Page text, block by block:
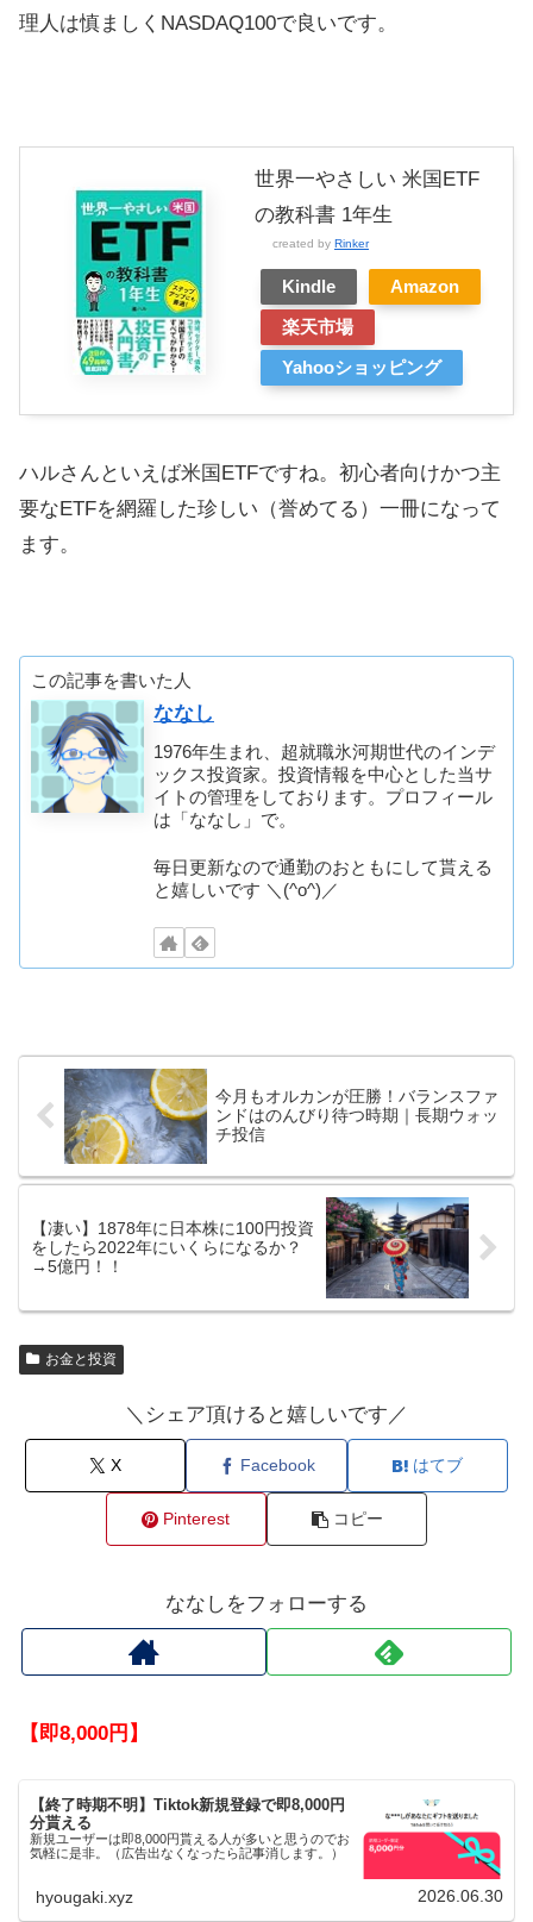
理人は慎ましくNASDAQ100で良いです。
世界一やさしい 米国ETF
の教科書 1年生
created by Rinker
Kindle
Amazon
楽天市場
Yahooショッピング
ハルさんといえば米国ETFですね。初心者向けかつ主
要なETFを網羅した珍しい（誉めてる）一冊になって
ます。
この記事を書いた人
ななし
1976年生まれ、超就職氷河期世代のインデ
ックス投資家。投資情報を中心とした当サ
イトの管理をしております。プロフィール
は「ななし」で。
毎日更新なので通勤のおともにして貰える
と嬉しいです ＼(^o^)／
今月もオルカンが圧勝！バランスファ
ンドはのんびり待つ時期｜長期ウォッ
チ投信
【凄い】1878年に日本株に100円投資
をしたら2022年にいくらになるか？
→5億円！！
お金と投資
＼シェア頂けると嬉しいです／
X Facebook はてブ
Pinterest コピー
ななしをフォローする
【即8,000円】
【終了時期不明】Tiktok新規登録で即8,000円
分貰える
新規ユーザーは即8,000円貰える人が多いと思うのでお
気軽に是非。（広告出なくなったら記事消します。）
hyougaki.xyz 2026.06.30